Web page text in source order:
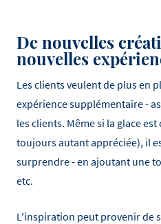
De nouvelles
nouvelles
Les clients veulent de plus en
expérience supplémentaire -
les clients. Même si la glace
toujours autant appréciée), il
surprendre - en ajoutant une
etc.
L'inspiration peut provenir de